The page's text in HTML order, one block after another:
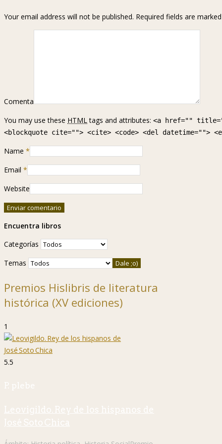
Your email address will not be published. Required fields are
Comenta
You may use these HTMLtags and attributes: <a href=""
<blockquote cite=""> <cite> <code> <del datetime="">
Name *
Email *
Website
Encuentra libros
Categorías
Temas
Premios Hislibris de literatura
histórica (XV ediciones)
1
5.5
P. plebe
Leovigildo. Rey de los hispanos de
José Soto Chica